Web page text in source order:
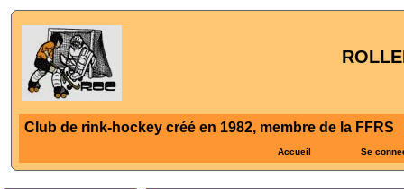
Club de rink-hockey créé en 1982, membre de la FFRS
Accueil Se